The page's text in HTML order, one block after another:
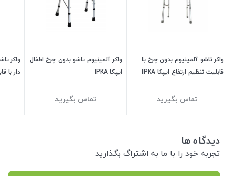
واکر تاشو آلمینیوم بدون چرخ با
قابلیت تنظیم ارتفاع ایپکا IPKA
تماس بگیرید
واکر آلمینیوم تاشو بدون چرخ اطفال
ایپکا IPKA
تماس بگیرید
واکر
دار با
دیدگاه ها
تجربه خود را با ما به اشتراگ بگذارید